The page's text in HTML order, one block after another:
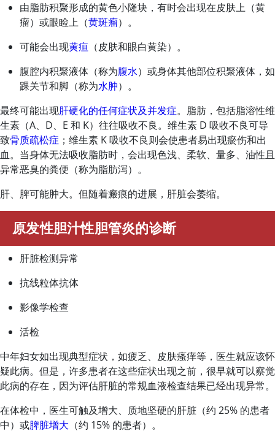
由脂肪积聚形成的黄色小隆块，有时会出现在皮肤上（黄
瘤）或眼睑上（黄斑瘤）。
可能会出现黄疸 （皮肤和眼白黄染）。
腹腔内积聚液体（称为腹水）或身体其他部位积聚液体，如
踝关节和脚（称为水肿）。
最终可能出现肝硬化的任何症状及并发症。脂肪，包括脂溶性维
生素（A、D、E 和 K）往往吸收不良。 维生素 D 吸收不良可导
致骨质疏松症 ；维生素 K 吸收不良则会使患者易出现瘀伤和出
血。当身体无法吸收脂肪时，会出现色浅、柔软、量多、油性且
异常恶臭的粪便（称为脂肪泻）。
肝、脾可能肿大。但随着瘢痕的进展，肝脏会萎缩。
原发性胆汁性胆管炎的诊断
肝脏检测异常
抗线粒体抗体
影像学检查
活检
中年妇女如出现典型症状，如疲乏、皮肤瘙痒等，医生就应该怀
疑此病。但是，许多患者在这些症状出现之前，很早就可以察觉
此病的存在，因为评估肝脏的常规血液检查结果已经出现异常。
在体检中，医生可触及增大、质地坚硬的肝脏（约 25% 的患者
中）或脾脏增大 （约 15% 的患者）。